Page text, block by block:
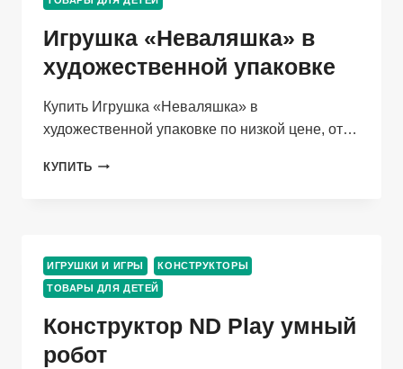
СМ
Игрушка «Неваляшка» в
художественной упаковке
Купить Игрушка «Неваляшка» в
художественной упаковке по низкой цене, от…
КУПИТЬ ИГРУШКА
ИГРУШКИ И ИГРЫ КОНСТРУКТОРЫ
ТОВАРЫ ДЛЯ ДЕТЕЙ
Конструктор ND Play умный
робот